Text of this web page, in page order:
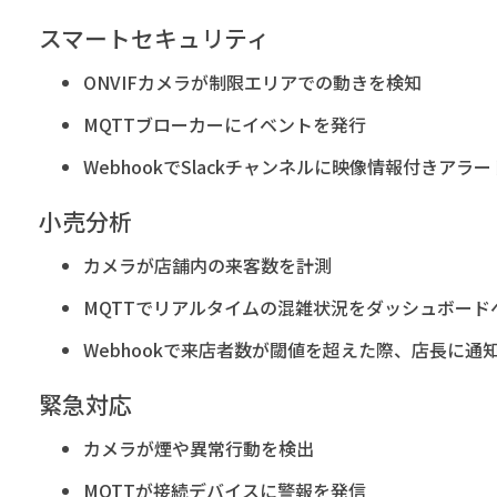
スマートセキュリティ
ONVIFカメラが制限エリアでの動きを検知
MQTTブローカーにイベントを発行
WebhookでSlackチャンネルに映像情報付きアラー
小売分析
カメラが店舗内の来客数を計測
MQTTでリアルタイムの混雑状況をダッシュボード
Webhookで来店者数が閾値を超えた際、店長に通
緊急対応
カメラが煙や異常行動を検出
MQTTが接続デバイスに警報を発信